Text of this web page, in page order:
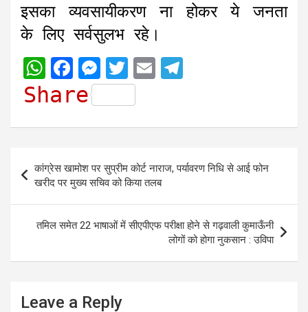
इसका व्यवसायीकरण ना होकर ये जनता
के लिए सर्वसुलभ रहे।
W
h
t
s
A
p
p
F
a
e
b
o
o
k
M
e
s
s
n
g
e
T
w
i
t
t
e
r
E
i e
g
r
a
m
Share
navigation
कांग्रेस खामोश पर सुप्रीम कोर्ट नाराज, पर्यावरण निधि से आई फोन
खरीद पर मुख्य सचिव को किया तलब
तमिल समेत 22 भाषाओं में सीएपीएफ परीक्षा होने से गढ़वाली कुमाऊँनी
लोगों को होगा नुकसान : उविपा
Leave a Reply